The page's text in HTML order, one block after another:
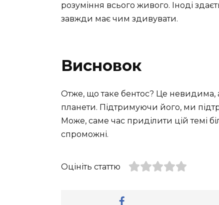
розуміння всього живого. Іноді
завжди має чим здивувати.
Висновок
Отже, що таке бентос? Це невидима,
планети. Підтримуючи його, ми
Може, саме час приділити цій темі
спроможні.
Оцініть статтю